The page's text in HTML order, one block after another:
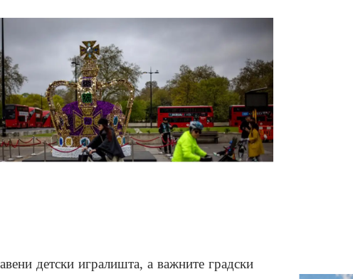
детски игралишта, а важните градски